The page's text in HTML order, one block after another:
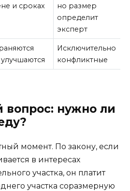
и сроках
но размер
определит
эксперт
Исключительно
конфликтные
нужно ли
момент. По закону, если
в интересах
участка, он платит
участка соразмерную